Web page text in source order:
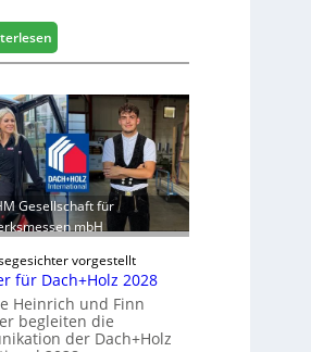
s
i
k
b
e
r
e
i
c
h
:
E
g
e
r
S
t
a
b
i
l
e
s
G
Gesellschaft für
mbH
vorgestellt
für Dach+Holz 2028
Heinrich und Finn
begleiten die
der Dach+Holz